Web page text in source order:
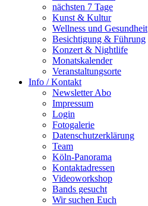
nächsten 7 Tage
Kunst & Kultur
Wellness und Gesundheit
Besichtigung & Führung
Konzert & Nightlife
Monatskalender
Veranstaltungsorte
Info / Kontakt
Newsletter Abo
Impressum
Login
Fotogalerie
Datenschutzerklärung
Team
Köln-Panorama
Kontaktadressen
Videoworkshop
Bands gesucht
Wir suchen Euch